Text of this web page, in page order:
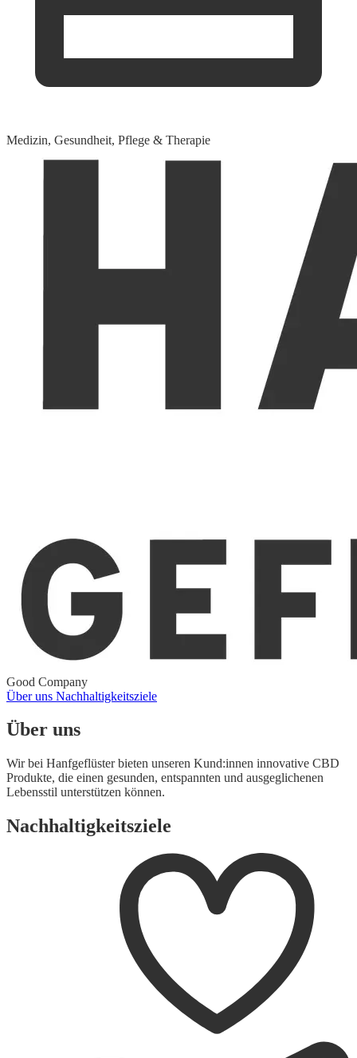
Medizin, Gesundheit, Pflege & Therapie
Good Company
Über uns Nachhaltigkeitsziele
Über uns
Wir bei Hanfgeflüster bieten unseren Kund:innen innovative CBD
Produkte, die einen gesunden, entspannten und ausgeglichenen
Lebensstil unterstützen können.
Nachhaltigkeitsziele